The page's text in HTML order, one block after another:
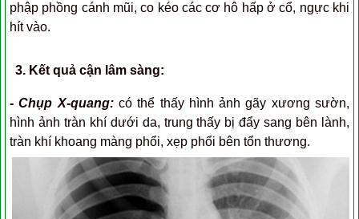
phập phồng cánh mũi, co kéo các cơ hô hấp ở cổ, ngực khi
hít vào.
3. Kết quả cận lâm sàng:
- Chụp X-quang: có thể thấy hình ảnh gãy xương sườn,
hình ảnh tràn khí dưới da, trung thấy bị đẩy sang bên lành,
tràn khí khoang màng phổi, xẹp phổi bên tổn thương.